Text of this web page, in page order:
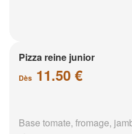
Pizza reine junior
Dès 11.50 €
Base tomate, fromage,